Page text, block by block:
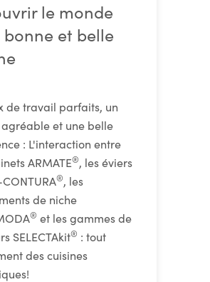
le monde
bonne et belle
de travail parfaits, un
et une belle
: L'interaction entre
ARMATE®, les éviers
CONTURA®, les
de niche
® et les gammes de
SELECTAkit® : tout
des cuisines